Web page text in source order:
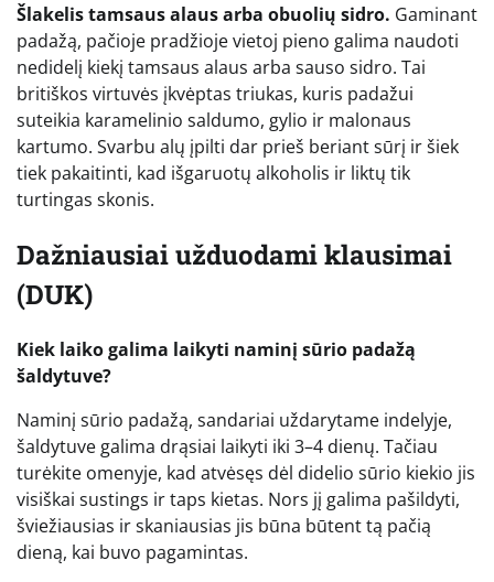
Šlakelis tamsaus alaus arba obuolių sidro. Gaminant
padažą, pačioje pradžioje vietoj pieno galima naudoti
nedidelį kiekį tamsaus alaus arba sauso sidro. Tai
britiškos virtuvės įkvėptas triukas, kuris padažui
suteikia karamelinio saldumo, gylio ir malonaus
kartumo. Svarbu alų įpilti dar prieš beriant sūrį ir šiek
tiek pakaitinti, kad išgaruotų alkoholis ir liktų tik
turtingas skonis.
Dažniausiai užduodami klausimai
(DUK)
Kiek laiko galima laikyti naminį sūrio padažą
šaldytuve?
Naminį sūrio padažą, sandariai uždarytame indelyje,
šaldytuve galima drąsiai laikyti iki 3–4 dienų. Tačiau
turėkite omenyje, kad atvėsęs dėl didelio sūrio kiekio jis
visiškai sustings ir taps kietas. Nors jį galima pašildyti,
šviežiausias ir skaniausias jis būna būtent tą pačią
dieną, kai buvo pagamintas.